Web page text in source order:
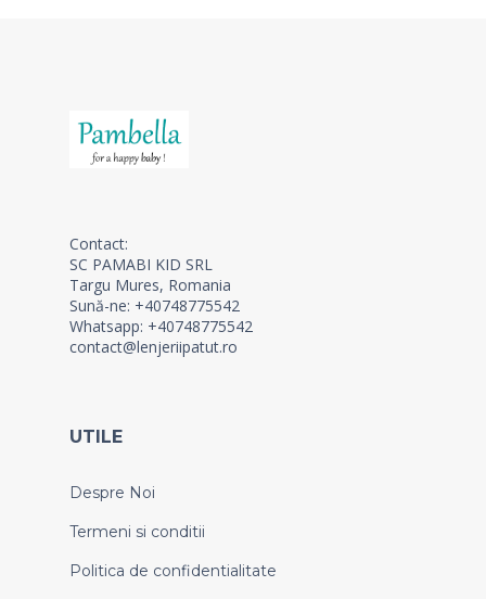
Contact:
SC PAMABI KID SRL
Targu Mures, Romania
Sună-ne: +40748775542
Whatsapp: +40748775542
contact@lenjeriipatut.ro
UTILE
Despre Noi
Termeni si conditii
Politica de confidentialitate